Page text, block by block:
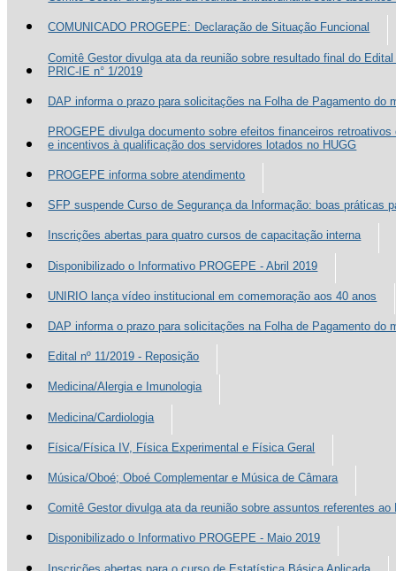
COMUNICADO PROGEPE: Declaração de Situação Funcional
Comitê Gestor divulga ata da reunião sobre resultado final do
PRIC-IE n° 1/2019
DAP informa o prazo para solicitações na Folha de Pagamento do
PROGEPE divulga documento sobre efeitos financeiros
e incentivos à qualificação dos servidores lotados no HUGG
PROGEPE informa sobre atendimento
SFP suspende Curso de Segurança da Informação: boas práticas
Inscrições abertas para quatro cursos de capacitação interna
Disponibilizado o Informativo PROGEPE - Abril 2019
UNIRIO lança vídeo institucional em comemoração aos 40 anos
DAP informa o prazo para solicitações na Folha de Pagamento do
Edital nº 11/2019 - Reposição
Medicina/Alergia e Imunologia
Medicina/Cardiologia
Física/Física IV, Física Experimental e Física Geral
Música/Oboé; Oboé Complementar e Música de Câmara
Comitê Gestor divulga ata da reunião sobre assuntos referentes ao
Disponibilizado o Informativo PROGEPE - Maio 2019
Inscrições abertas para o curso de Estatística Básica Aplicada